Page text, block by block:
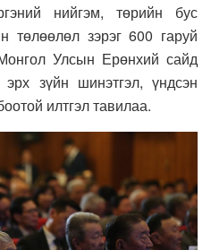
нийгэм, төрийн бус
төлөөлөл зэрэг 600 гаруй
Улсын Ерөнхий сайд
зүйн шинэтгэл, үндсэн
илтгэл тавилаа.